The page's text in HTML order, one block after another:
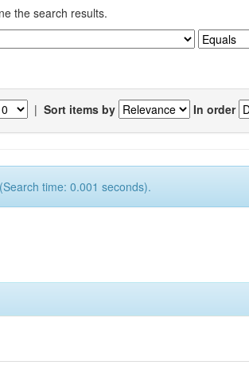
the search results.
| Sort items by In order
time: 0.001 seconds).